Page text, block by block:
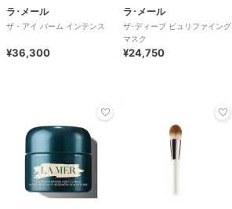
ラ･メール
ザ・アイ バーム インテンス
¥36,300
ラ･メール
ザ･ディープ ピュリファイング
マスク
¥24,750